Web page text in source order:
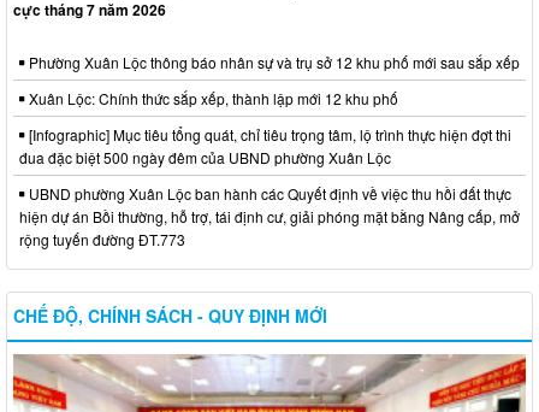
cực tháng 7 năm 2026
Phường Xuân Lộc thông báo nhân sự và trụ sở 12 khu phố mới sau sắp xếp
Xuân Lộc: Chính thức sắp xếp, thành lập mới 12 khu phố
[Infographic] Mục tiêu tổng quát, chỉ tiêu trọng tâm, lộ trình thực hiện đợt thi
đua đặc biệt 500 ngày đêm của UBND phường Xuân Lộc
UBND phường Xuân Lộc ban hành các Quyết định về việc thu hồi đất thực
hiện dự án Bồi thường, hỗ trợ, tái định cư, giải phóng mặt bằng Nâng cấp, mở
rộng tuyến đường ĐT.773
CHẾ ĐỘ, CHÍNH SÁCH - QUY ĐỊNH MỚI